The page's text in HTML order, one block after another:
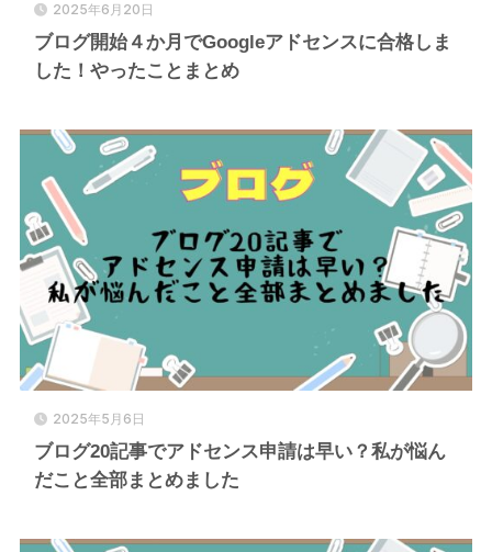
2025年6月20日
ブログ開始４か月でGoogleアドセンスに合格しま
した！やったことまとめ
2025年5月6日
ブログ20記事でアドセンス申請は早い？私が悩ん
だこと全部まとめました